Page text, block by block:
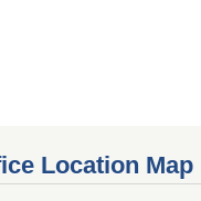
Location Map